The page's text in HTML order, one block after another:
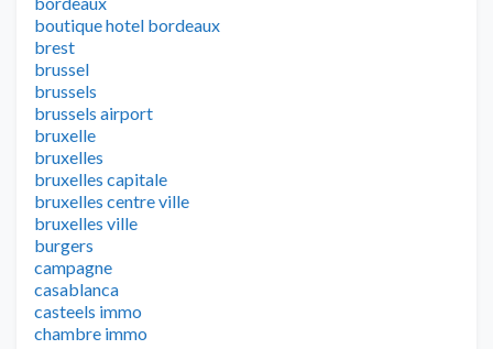
boutique hotel bordeaux
brest
brussel
brussels
brussels airport
bruxelle
bruxelles
bruxelles capitale
bruxelles centre ville
bruxelles ville
burgers
campagne
casablanca
casteels immo
chambre immo